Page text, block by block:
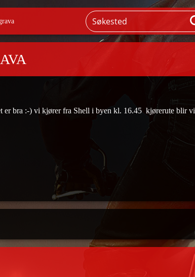
bra :-) vi kjører fra Shell i byen kl. 16.45 kjørerute blir vi